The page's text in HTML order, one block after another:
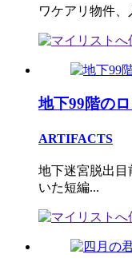
ワケアリ物件、
地下99階の
ARTIFACTS
地下迷宮脱出目
いた短編...